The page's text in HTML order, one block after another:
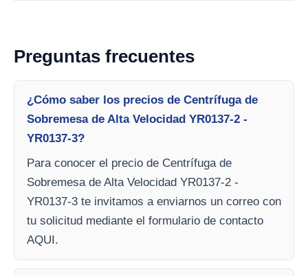
Preguntas frecuentes
¿Cómo saber los precios de Centrífuga de
Sobremesa de Alta Velocidad YR0137-2 -
YR0137-3?
Para conocer el precio de Centrífuga de
Sobremesa de Alta Velocidad YR0137-2 -
YR0137-3 te invitamos a enviarnos un correo con
tu solicitud mediante el formulario de contacto
AQUI.